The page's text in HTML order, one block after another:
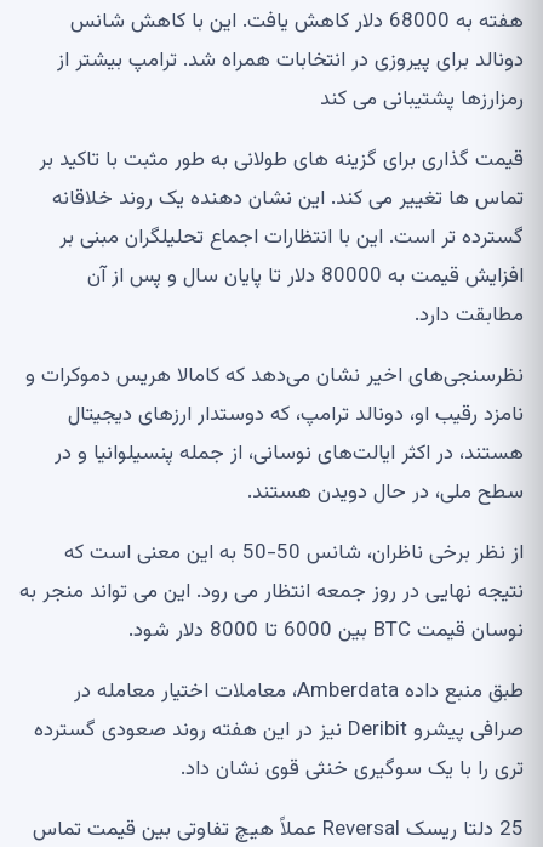
هفته به 68000 دلار کاهش یافت. این با کاهش شانس
دونالد برای پیروزی در انتخابات همراه شد. ترامپ بیشتر از
رمزارزها پشتیبانی می کند
قیمت گذاری برای گزینه های طولانی به طور مثبت با تاکید بر
تماس ها تغییر می کند. این نشان دهنده یک روند خلاقانه
گسترده تر است. این با انتظارات اجماع تحلیلگران مبنی بر
افزایش قیمت به 80000 دلار تا پایان سال و پس از آن
مطابقت دارد.
نظرسنجی‌های اخیر نشان می‌دهد که کامالا هریس دموکرات و
نامزد رقیب او، دونالد ترامپ، که دوستدار ارزهای دیجیتال
هستند، در اکثر ایالت‌های نوسانی، از جمله پنسیلوانیا و در
سطح ملی، در حال دویدن هستند.
از نظر برخی ناظران، شانس 50-50 به این معنی است که
نتیجه نهایی در روز جمعه انتظار می رود. این می تواند منجر به
نوسان قیمت BTC بین 6000 تا 8000 دلار شود.
طبق منبع داده Amberdata، معاملات اختیار معامله در
صرافی پیشرو Deribit نیز در این هفته روند صعودی گسترده
تری را با یک سوگیری خنثی قوی نشان داد.
25 دلتا ریسک Reversal عملاً هیچ تفاوتی بین قیمت تماس